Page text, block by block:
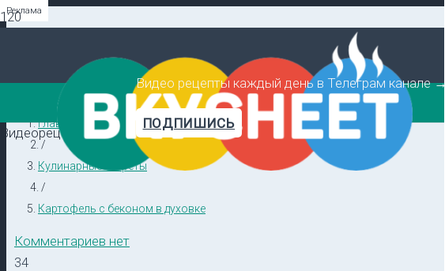
Видео рецепты каждый день в Телеграм канале →
ПОДПИШИСЬ
Видеорецепты в ТГ →
Главная
/
Кулинарные секреты
/
Картофель с беконом в духовке
Комментариев нет
34
Реклама
Реклама
Реклама